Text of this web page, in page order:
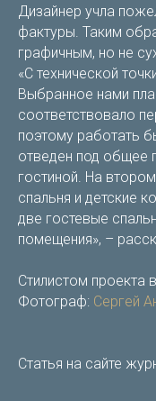
Дизайнер учла
фактуры. Таким
графичным, но не
«С технической
Выбранное нами
соответствовало
поэтому работать
отведен под общее
гостиной. На
спальня и детские
две гостевые
помещения», –
Стилистом проекта
Фотограф: Сергей
Статья на сайте